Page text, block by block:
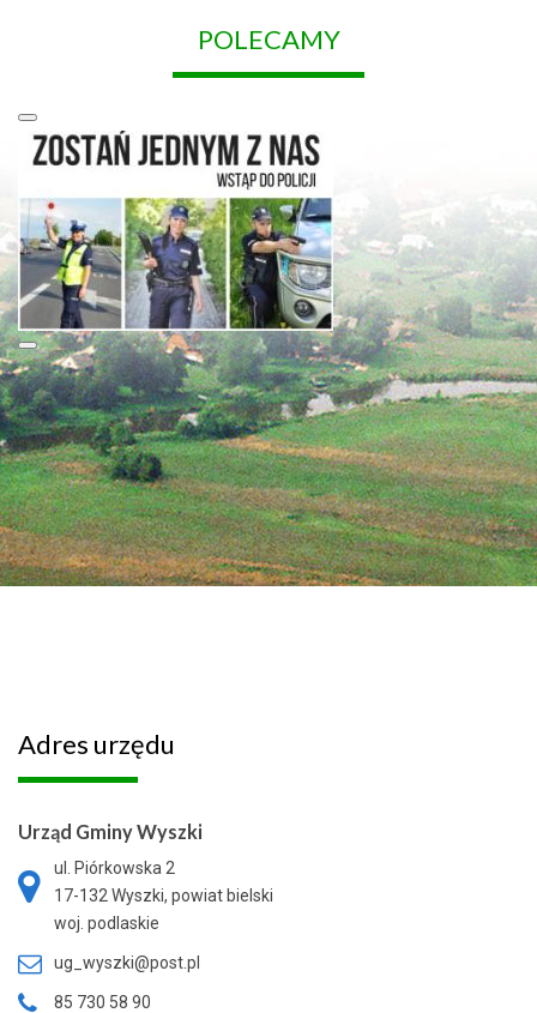
POLECAMY
Adres urzędu
Urząd Gminy Wyszki
ul. Piórkowska 2
17-132 Wyszki, powiat bielski
woj. podlaskie
ug_wyszki@post.pl
85 730 58 90